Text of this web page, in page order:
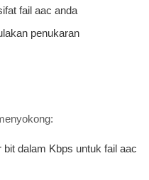
fail aac anda
penukaran
bit dalam Kbps untuk fail aac